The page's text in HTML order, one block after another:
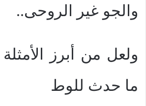
والجو غير الروحى..
ولعل من أبرز
ما حدث للوط